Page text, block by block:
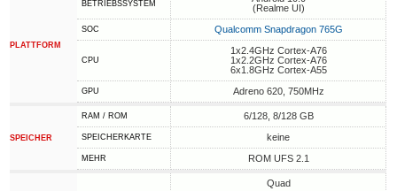
PLATTFORM
BETRIEBSSYSTEM
(Realme UI)
SOC Qualcomm Snapdragon 765G
CPU
1x2.4GHz Cortex-A76
1x2.2GHz Cortex-A76
6x1.8GHz Cortex-A55
GPU Adreno 620, 750MHz
SPEICHER
RAM / ROM 6/128, 8/128 GB
SPEICHERKARTE keine
MEHR ROM UFS 2.1
Quad